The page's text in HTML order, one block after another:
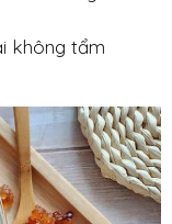
không tẩm